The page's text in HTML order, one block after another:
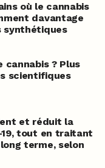
où le cannabis
davantage
synthétiques
cannabis ? Plus
scientifiques
et réduit la
19, tout en traitant
terme, selon